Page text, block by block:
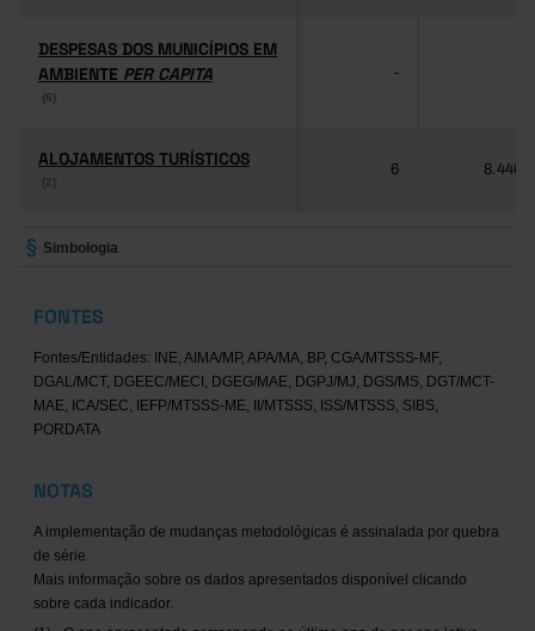
DESPESAS DOS MUNICÍPIOS EM
AMBIENTE PER CAPITA
(6)
DESPESAS DOS MUNICÍPIOS EM
AMBIENTE PER CAPITA
(6)
-
ALOJAMENTOS TURÍSTICOS
(2)
ALOJAMENTOS TURÍSTICOS
(2)
6 8.446
Simbologia
FONTES
Fontes/Entidades: INE, AIMA/MP, APA/MA, BP, CGA/MTSSS-MF,
DGAL/MCT, DGEEC/MECI, DGEG/MAE, DGPJ/MJ, DGS/MS, DGT/MCT-
MAE, ICA/SEC, IEFP/MTSSS-ME, II/MTSSS, ISS/MTSSS, SIBS,
PORDATA
NOTAS
A implementação de mudanças metodológicas é assinalada por quebra
de série.
Mais informação sobre os dados apresentados disponível clicando
sobre cada indicador.